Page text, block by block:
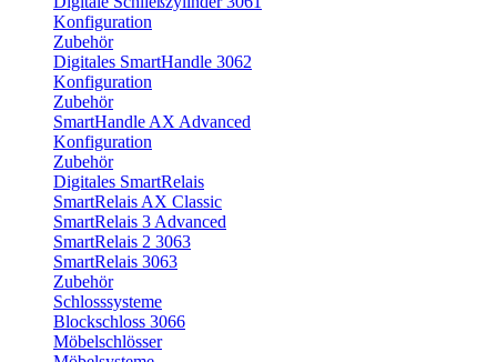
Konfiguration
Zubehör
Digitales SmartHandle 3062
Konfiguration
Zubehör
SmartHandle AX Advanced
Konfiguration
Zubehör
Digitales SmartRelais
SmartRelais AX Classic
SmartRelais 3 Advanced
SmartRelais 2 3063
SmartRelais 3063
Zubehör
Schlosssysteme
Blockschloss 3066
Möbelschlösser